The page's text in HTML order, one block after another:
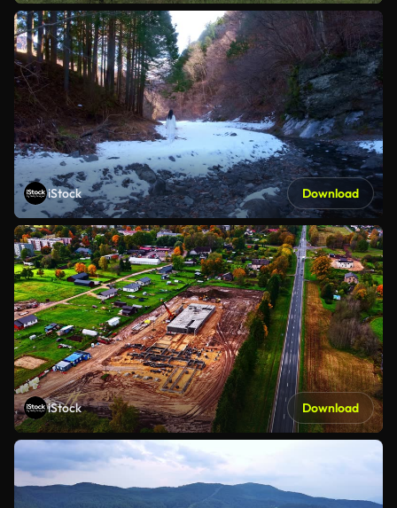
iStock Download
iStock Download